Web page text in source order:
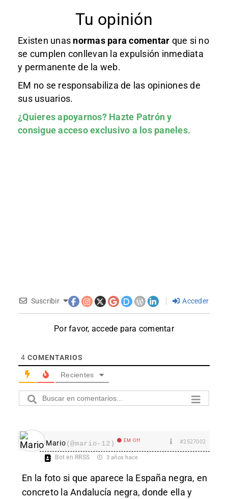
Tu opinión
Existen unas normas para comentar que si no
se cumplen conllevan la expulsión inmediata
y permanente de la web.
EM no se responsabiliza de las opiniones de
sus usuarios.
¿Quieres apoyarnos? Hazte Patróny
consigue acceso exclusivo a los paneles.
Suscribir Acceder
Por favor, accede para comentar
4 COMENTARIOS
Recientes
Mario(@mario-12) EM Off #2527002
Bot en RRSS 3 años hace
En la foto si que aparece la España negra, en
concreto la Andalucía negra, donde ella y